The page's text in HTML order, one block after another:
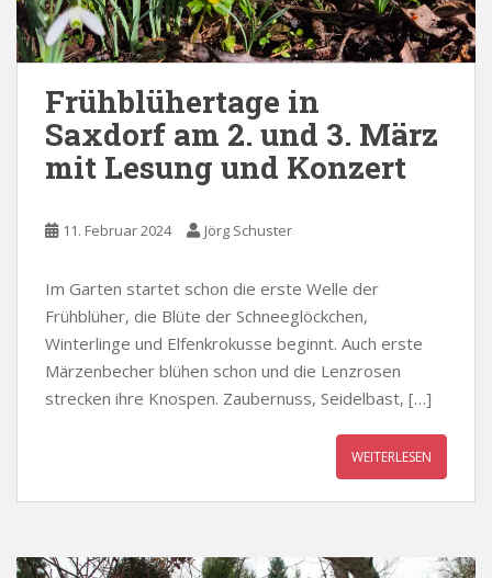
Frühblühertage in
Saxdorf am 2. und 3. März
mit Lesung und Konzert
11. Februar 2024 Jörg Schuster
Im Garten startet schon die erste Welle der
Frühblüher, die Blüte der Schneeglöckchen,
Winterlinge und Elfenkrokusse beginnt. Auch erste
Märzenbecher blühen schon und die Lenzrosen
strecken ihre Knospen. Zaubernuss, Seidelbast, […]
WEITERLESEN